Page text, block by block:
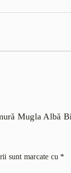
Mugla Albă
sunt marcate cu *